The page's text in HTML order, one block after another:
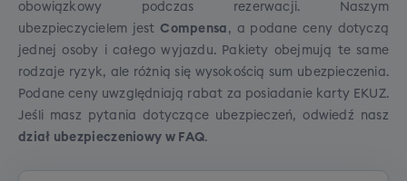
Szkolenie SNB grupowe (dorośli)
Cena grupowego szkolenia snowboardowego to
790 zł.
polskojęzycznych,licencjonowanych instruktorów
z wieloletnim doświadczeniem w jeździe. Szkolenia
odbywają się w kurorcie podstawowym.Cena:
1000zł.
WAŻNE- dzięki zapisom na szkolenia
indywidualne jesteśmy w stanie dostosować
obowiązkowy podczas rezerwacji. Naszym
ubezpieczycielem jestCompensa , a podane ceny dotyczą
jednej osoby i całego wyjazdu. Pakiety obejmują te same
rodzaje ryzyk, ale różnią się wysokością sum ubezpieczenia.
Podane ceny uwzględniają rabat za posiadanie karty EKUZ.
Jeśli masz pytania dotyczące ubezpieczeń, odwiedź nasz
dział ubezpieczeniowy w FAQ.